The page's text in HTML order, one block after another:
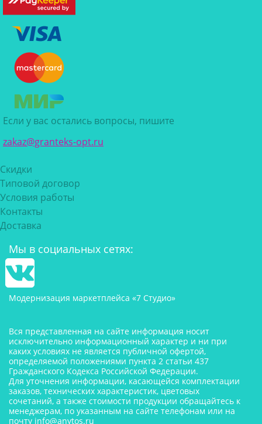
Если у вас остались вопросы, пишите
zakaz@granteks-opt.ru
Скидки
Типовой договор
Условия работы
Контакты
Доставка
Мы в социальных сетях:
Модернизация маркетплейса «7 Студио»
Вся представленная на сайте информация носит
исключительно информационный характер и ни при
каких условиях не является публичной офертой,
определяемой положениями пункта 2 статьи 437
Гражданского Кодекса Российской Федерации.
Для уточнения информации, касающейся комплектации
заказов, технических характеристик, цветовых
сочетаний, а также стоимости продукции обращайтесь к
менеджерам, по указанным на сайте телефонам или на
почту info@anytos.ru